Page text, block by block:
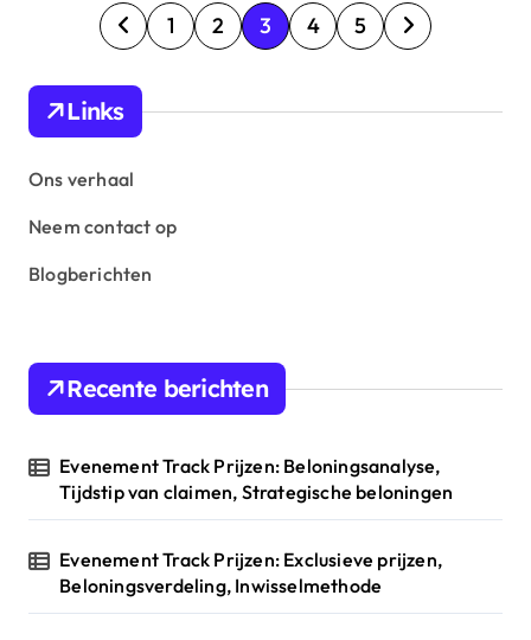
P
o
s
t
s
p
g
n
a
i
o
n
1 2 3 4 5
Links
Ons verhaal
Neem contact op
Blogberichten
Recente berichten
Evenement Track Prijzen: Beloningsanalyse,
Tijdstip van claimen, Strategische beloningen
Evenement Track Prijzen: Exclusieve prijzen,
Beloningsverdeling, Inwisselmethode